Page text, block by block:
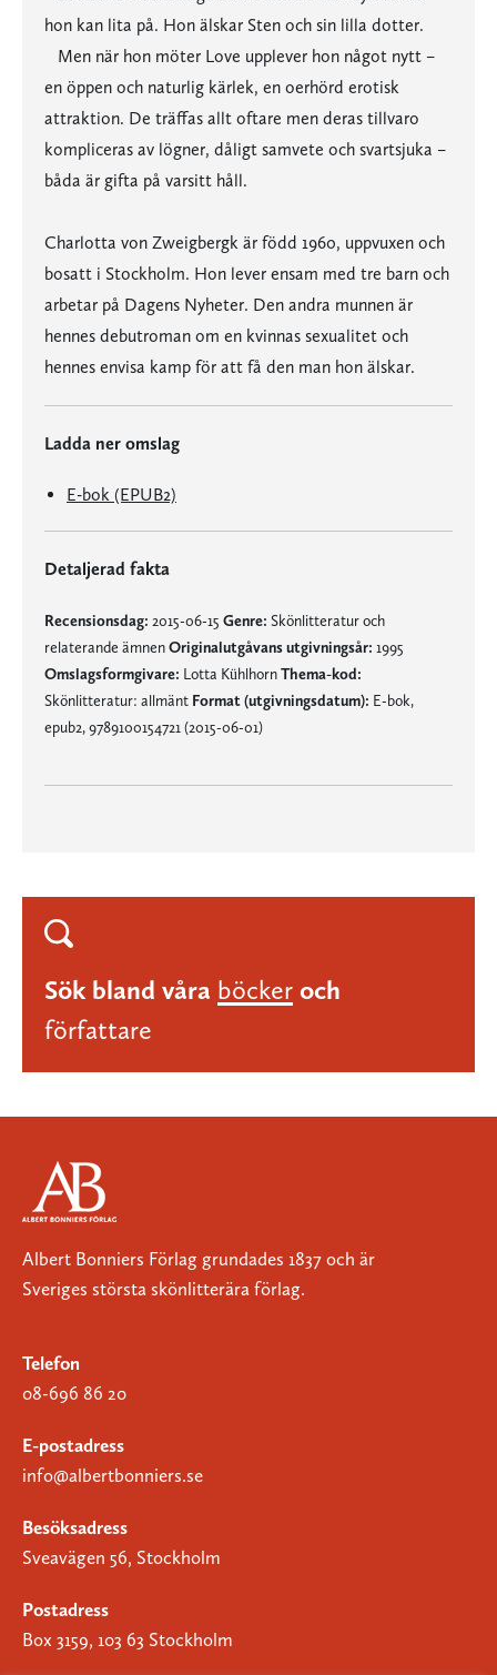
hon kan lita på. Hon älskar Sten och sin lilla dotter.
Men när hon möter Love upplever hon något nytt –
en öppen och naturlig kärlek, en oerhörd erotisk
attraktion. De träffas allt oftare men deras tillvaro
kompliceras av lögner, dåligt samvete och svartsjuka –
båda är gifta på varsitt håll.
Charlotta von Zweigbergk är född 1960, uppvuxen och
bosatt i Stockholm. Hon lever ensam med tre barn och
arbetar på Dagens Nyheter. Den andra munnen är
hennes debutroman om en kvinnas sexualitet och
hennes envisa kamp för att få den man hon älskar.
Ladda ner omslag
E-bok (EPUB2)
Detaljerad fakta
Recensionsdag: 2015-06-15 Genre: Skönlitteratur och
relaterande ämnenOriginalutgåvans utgivningsår: 1995
Omslagsformgivare: Lotta KühlhornThema-kod:
Skönlitteratur: allmänt Format (utgivningsdatum): E-bok,
epub2, 9789100154721 (2015-06-01)
Sök bland våra böcker och
författare
Albert Bonniers Förlag grundades 1837 och är
Sveriges största skönlitterära förlag.
Telefon
08-696 86 20
E-postadress
info@albertbonniers.se
Besöksadress
Sveavägen 56, Stockholm
Postadress
Box 3159, 103 63 Stockholm